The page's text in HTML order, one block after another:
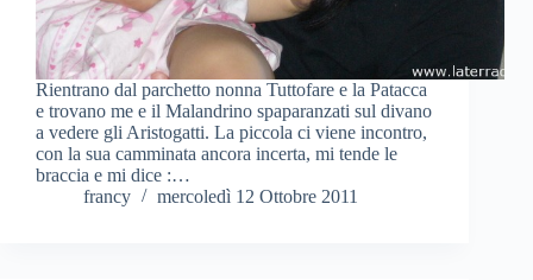
Rientrano dal parchetto nonna Tuttofare e la Patacca
e trovano me e il Malandrino spaparanzati sul divano
a vedere gli Aristogatti. La piccola ci viene incontro,
con la sua camminata ancora incerta, mi tende le
braccia e mi dice :…
francy
mercoledì 12 Ottobre 2011